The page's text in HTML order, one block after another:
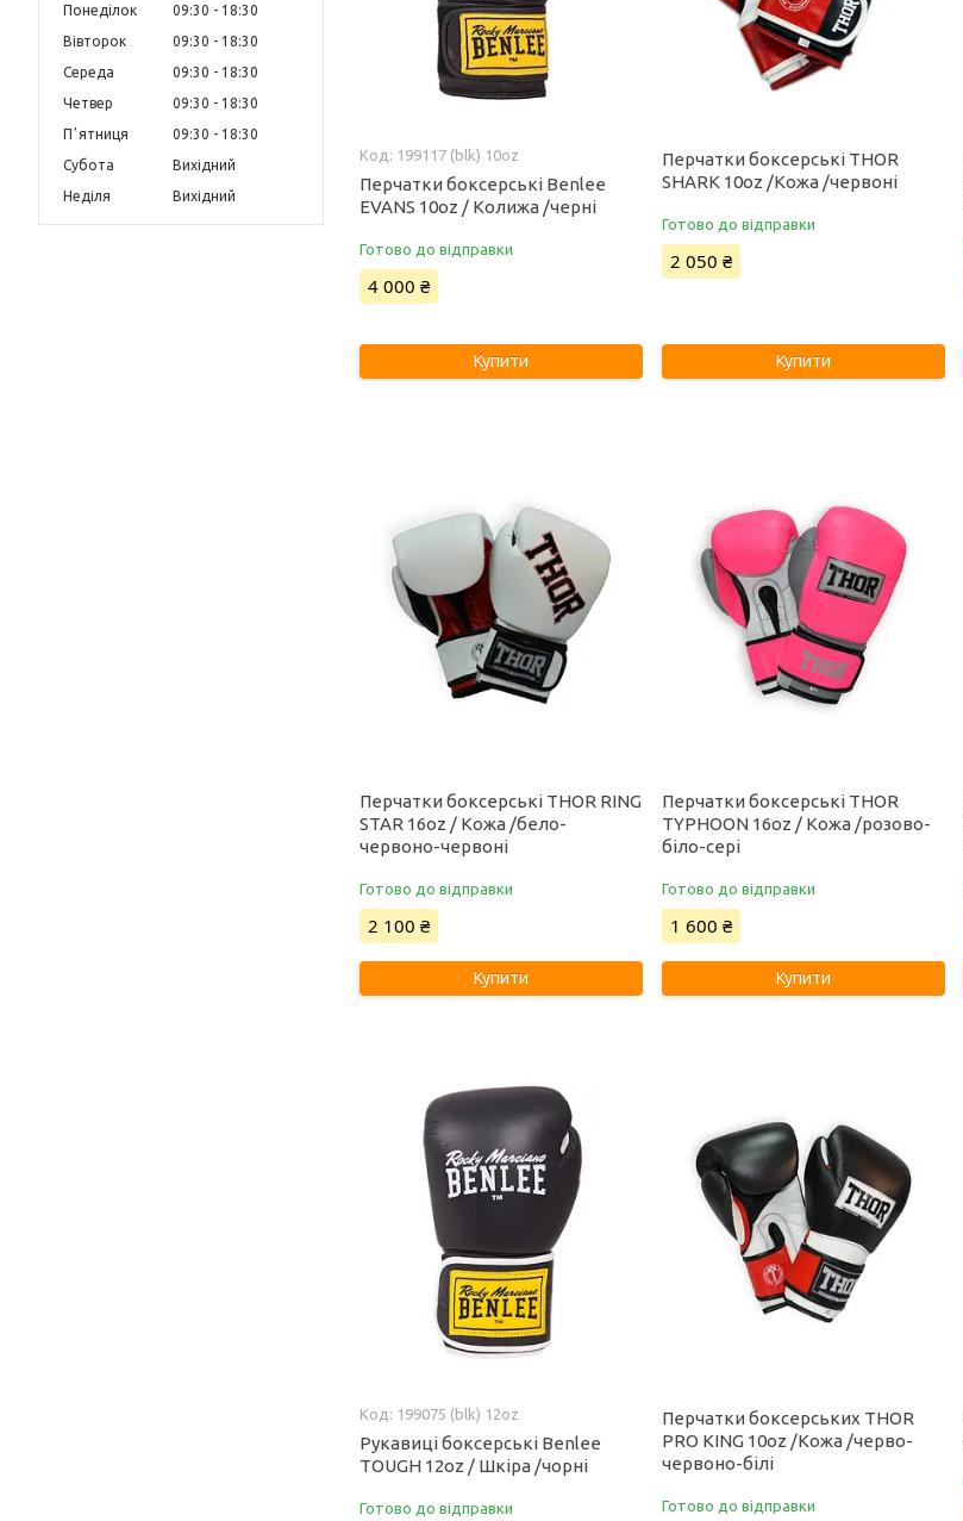
Понеділок 09:30
18:30
Вівторок
09:30
18:30
Середа
09:30
18:30
Четвер
09:30
18:30
Пʼятниця
09:30
18:30
Субота
Вихідний
Неділя
Вихідний
199117 (blk) 10oz
Перчатки боксерські Benlee
EVANS 10oz / Колижа /черні
Готово до відправки
4 000 ₴
Купити
Перчатки боксерські THOR
SHARK 10oz /Кожа /червоні
Готово до відправки
2 050 ₴
Купити
Перчатки боксерські THOR RING
STAR 16oz / Кожа /бело-
червоно-червоні
Готово до відправки
2 100 ₴
Купити
Перчатки боксерські THOR
TYPHOON 16oz / Кожа /розово-
біло-сері
Готово до відправки
1 600 ₴
Купити
199075 (blk) 12oz
Рукавиці боксерські Benlee
TOUGH 12oz / Шкіра /чорні
Готово до відправки
Перчатки боксерських THOR
PRO KING 10oz /Кожа /черво-
червоно-білі
Готово до відправки